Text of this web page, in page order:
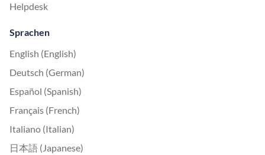
Helpdesk
Sprachen
English (English)
Deutsch (German)
Español (Spanish)
Français (French)
Italiano (Italian)
日本語 (Japanese)